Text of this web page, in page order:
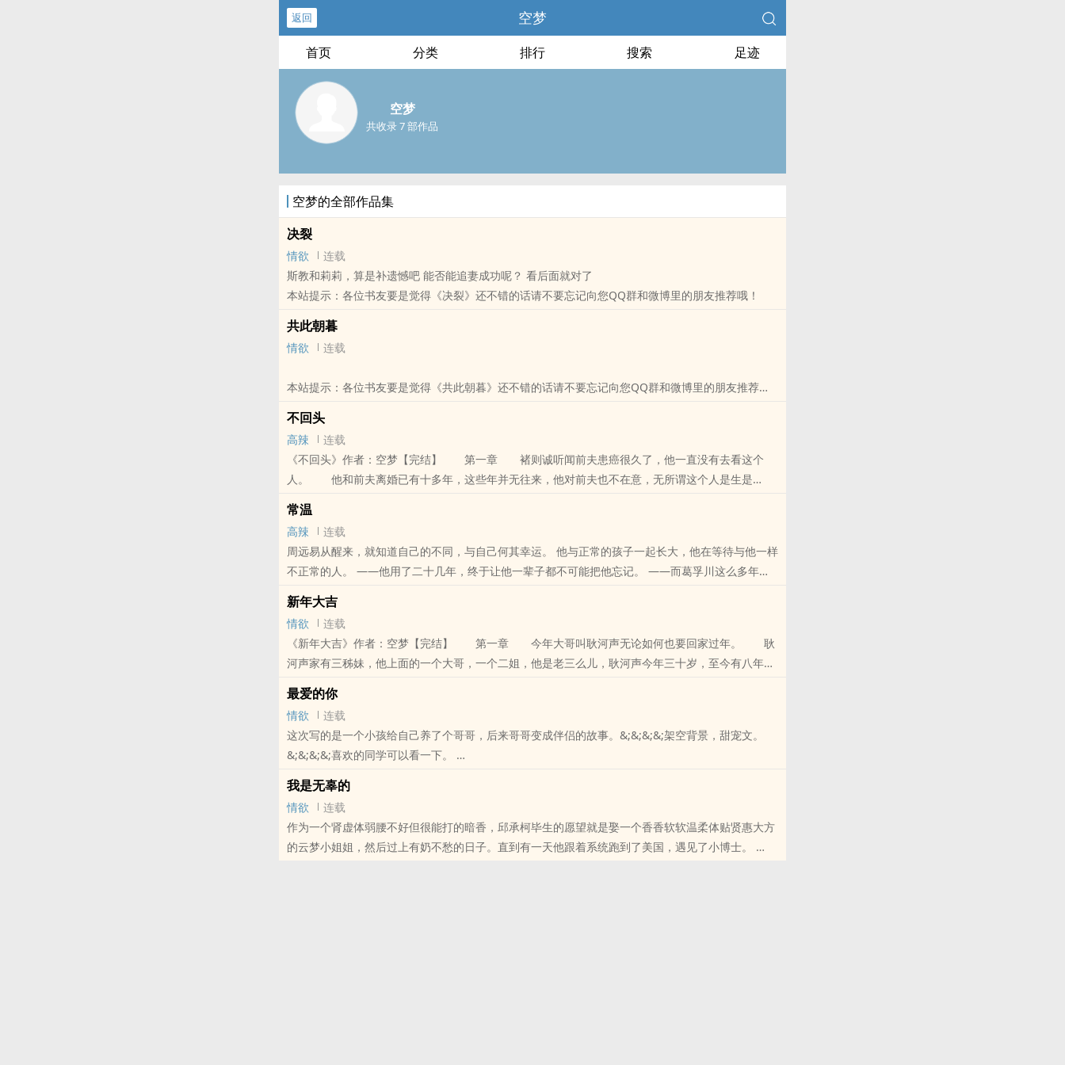
返回 空梦
首页 分类 排行 搜索 足迹
空梦
共收录 7 部作品
空梦的全部作品集
决裂
情欲
连载
斯教和莉莉，算是补遗憾吧 能否能追妻成功呢？ 看后面就对了
本站提示：各位书友要是觉得《决裂》还不错的话请不要忘记向您QQ群和微博里的朋友推荐哦！
共此朝暮
情欲 连载
本站提示：各位书友要是觉得《共此朝暮》还不错的话请不要忘记向您QQ群和微博里的朋友推荐
不回头
高辣
连载
《不回头》作者：空梦【完结】 第一章 褚则诚听闻前夫患癌很久了，他一直没有去看这个
人。 他和前夫离婚已有十多年，这些年并无往来，他对前夫也不在意，无所谓这个人是生是
本站提示：各位书友要是觉得《不回头》还不错的话请不要忘记向您QQ群和微博里的朋友推荐哦！
常温
高辣
连载
周远易从醒来，就知道自己的不同，与自己何其幸运。 他与正常的孩子一起长大，他在等待与他一样
不正常的人。 ——他用了二十几年，终于让他一辈子都不可能把他忘记。 ——而葛孚川这么多年都
不知道他..
本站提示：各位书友要是觉得《常温》还不错的话请不要忘记向您QQ群和微博里的朋友推荐哦！
新年大吉
情欲
连载
《新年大吉》作者：空梦【完结】 第一章 今年大哥叫耿河声无论如何也要回家过年。 耿
河声家有三秭妹，他上面的一个大哥，一个二姐，他是老三么儿，耿河声今年三十岁，至今有八年没
本站提示：各位书友要是觉得《新年大吉》还不错的话请不要忘记向您QQ群和微博里的朋友推荐
哦！
最爱的你
情欲
连载
这次写的是一个小孩给自己养了个哥哥，后来哥哥变成伴侣的故事。&;&;&;&;架空背景，甜宠文。
&;&;&;&;喜欢的同学可以看一下。
哦！
我是无辜的
情欲
连载
作为一个肾虚体弱腰不好但很能打的暗香，邱承柯毕生的愿望就是娶一个香香软软温柔体贴贤惠大方
的云梦小姐姐，然后过上有奶不愁的日子。直到有一天他跟着系统跑到了美国，遇见了小博士。